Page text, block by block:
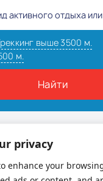
privacy
enhance your